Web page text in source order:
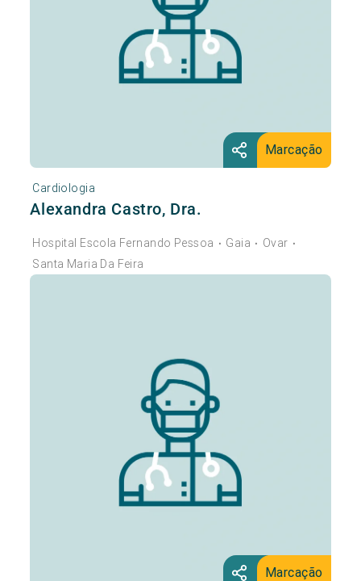
Marcação
Cardiologia
Alexandra Castro, Dra.
Hospital Escola Fernando Pessoa • Gaia • Ovar •
Santa Maria Da Feira
Marcação